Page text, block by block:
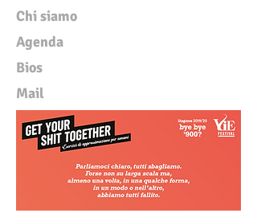
Chi siamo
Agenda
Bios
Mail